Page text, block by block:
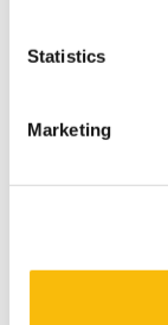
Statistics
Marketing
Functietitel: